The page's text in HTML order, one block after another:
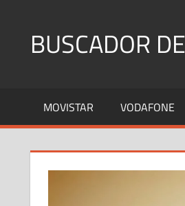
contenidoBUSCADOR
Fijos
y
MOVISTAR VODAFONE